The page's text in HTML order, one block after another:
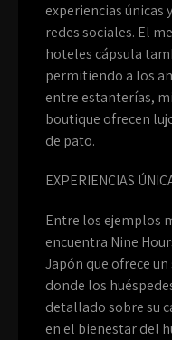
experiencias únicas
redes sociales. El
hoteles cápsula
permitiendo a los
entre estanterías,
boutique ofrecen
de pato.
EXPERIENCIAS
Entre los ejemplos
encuentra Nine
Japón que ofrece un
donde los
detallado sobre su
en el bienestar del